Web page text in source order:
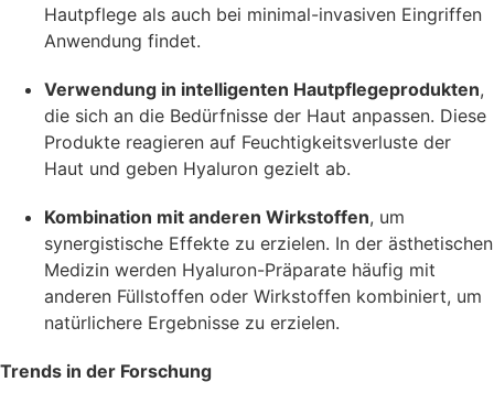
Hautpflege als auch bei minimal-invasiven Eingriffen
Anwendung findet.
Verwendung in intelligenten Hautpflegeprodukten,
die sich an die Bedürfnisse der Haut anpassen. Diese
Produkte reagieren auf Feuchtigkeitsverluste der
Haut und geben Hyaluron gezielt ab.
Kombination mit anderen Wirkstoffen, um
synergistische Effekte zu erzielen. In der ästhetischen
Medizin werden Hyaluron-Präparate häufig mit
anderen Füllstoffen oder Wirkstoffen kombiniert, um
natürlichere Ergebnisse zu erzielen.
Trends in der Forschung